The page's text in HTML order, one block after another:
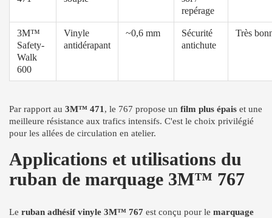
repérage
3M™
Safety-
Walk
600
Vinyle
antidérapant
~0,6 mm
Sécurité
antichute
Très
Par rapport au 3M™ 471 , le 767 propose un film plus épais et une
meilleure résistance aux trafics intensifs. C'est le choix privilégié
pour les allées de circulation en atelier.
Applications et utilisations du
ruban de marquage 3M™ 767
Le ruban adhésif vinyle 3M™ 767 est conçu pour le marquage